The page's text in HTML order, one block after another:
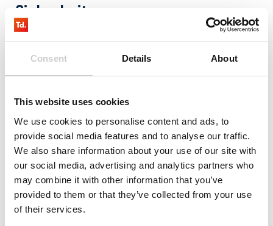
Consent Details About
This website uses cookies
We use cookies to personalise content and ads, to
provide social media features and to analyse our traffic.
We also share information about your use of our site with
our social media, advertising and analytics partners who
may combine it with other information that you’ve
provided to them or that they’ve collected from your use
of their services.
Sicherheit
Bei der Integration mit Netzwerken und IoT-Plattformen ist
Warum CODESYS immer wichtiger
wird
Die Industrie digitalisiert sich zunehmend. Maschinen
werden intelligenter, Daten gewinnen an Bedeutung und
Systeme sind stärker vernetzt.
CODESYS trägt dazu bei, indem es:
Standardisierung in der Entwicklung bietet
Flexibilität bei der Hardwarewahl ermöglicht